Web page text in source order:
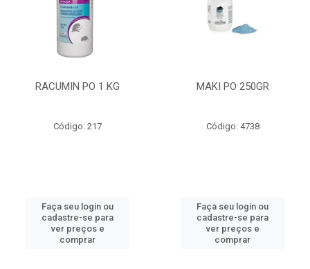
RACUMIN PO 1 KG
Código: 217
Faça seu login ou
cadastre-se para
ver preços e
comprar
MAKI PO 250GR
Código: 4738
Faça seu login ou
cadastre-se para
ver preços e
comprar